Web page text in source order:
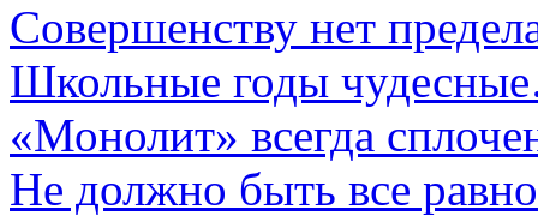
Совершенству нет
Школьные годы
«Монолит» всегда
Не должно быть все равно